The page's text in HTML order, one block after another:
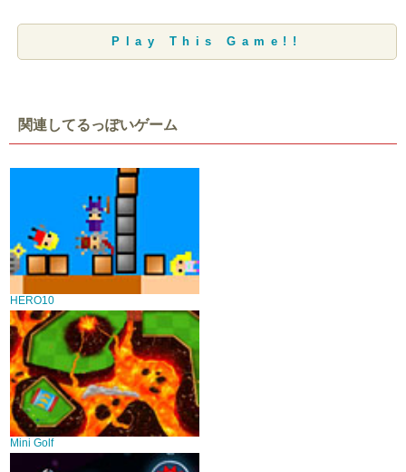
Play This Game!!
関連してるっぽいゲーム
HERO10
Mini Golf